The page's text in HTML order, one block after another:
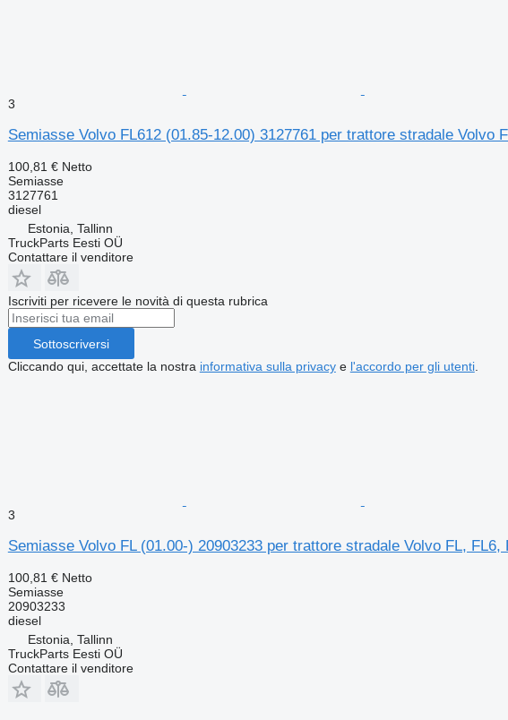
3
Semiasse Volvo FL612 (01.85-12.00) 3127761 per trattore stradale Volvo
100,81 € Netto
Semiasse
3127761
diesel
Estonia, Tallinn
TruckParts Eesti OÜ
Contattare il venditore
Iscriviti per ricevere le novità di questa rubrica
Sottoscriversi
Cliccando qui, accettate la nostra informativa sulla privacye l'accordo per gli utenti.
3
Semiasse Volvo FL (01.00-) 20903233 per trattore stradale Volvo FL, FL6,
100,81 € Netto
Semiasse
20903233
diesel
Estonia, Tallinn
TruckParts Eesti OÜ
Contattare il venditore